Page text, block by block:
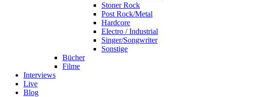
Stoner Rock
Post Rock/Metal
Hardcore
Electro / Industrial
Singer/Songwriter
Sonstige
Bücher
Filme
Interviews
Live
Blog